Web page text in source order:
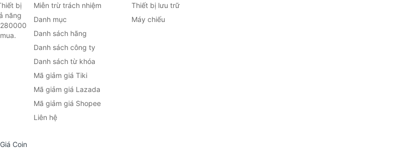
bị
năng
Miễn trừ trách nhiệm
Danh mục
Danh sách hãng
Danh sách công ty
Danh sách từ khóa
Mã giảm giá Tiki
Mã giảm giá Lazada
Mã giảm giá Shopee
Liên hệ
Thiết bị lưu trữ
Máy chiếu
Giá Coin